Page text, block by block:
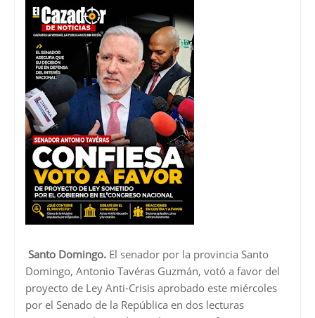
Santo Domingo. El senador por la provincia Santo
Domingo, Antonio Tavéras Guzmán, votó a favor del
proyecto de Ley Anti-Crisis aprobado este miércoles
por el Senado de la República en dos lecturas